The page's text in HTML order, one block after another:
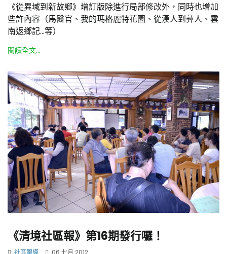
《從異域到新故鄉》增訂版除進行局部修改外，同時也增加
些許內容（馬醫官、我的瑪格麗特花園、從漢人到彝人、雲
南返鄉記…等）
閱讀全文...
《清境社區報》第16期發行囉！
社區報導 06 七月 2012